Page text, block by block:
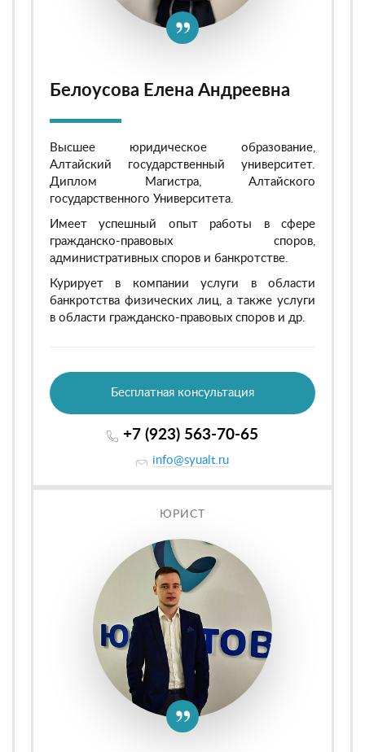
Белоусова Елена Андреевна
Высшее юридическое образование,
Алтайский государственный университет.
Диплом Магистра, Алтайского
государственного Университета.
Имеет успешный опыт работы в сфере
гражданско-правовых споров,
административных споров и банкротстве.
Курирует в компании услуги в области
банкротства физических лиц, а также услуги
в области гражданско-правовых споров и др.
Бесплатная консультация
+7 (923) 563-70-65
info@syualt.ru
ЮРИСТ